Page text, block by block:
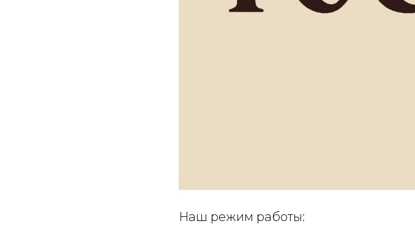
Наш режим работы: